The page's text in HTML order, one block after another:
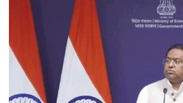
की
तर्ज
पर
गूंजे